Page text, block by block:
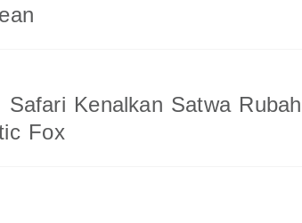
Safari Kenalkan Satwa Rubah
Fox